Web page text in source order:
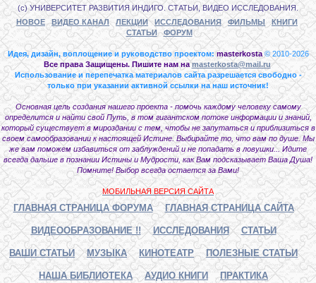
(с) УНИВЕРСИТЕТ РАЗВИТИЯ ИНДИГО. СТАТЬИ, ВИДЕО ИССЛЕДОВАНИЯ.
НОВОЕ
ВИДЕО КАНАЛ ЛЕКЦИИ ИССЛЕДОВАНИЯ ФИЛЬМЫ
КНИГИ
СТАТЬИ
ФОРУМ
Идея, дизайн, воплощение и руководство проектом: masterkosta © 2010-2026
Все права Защищены. Пишите нам наmasterkosta@mail.ru
Использование и перепечатка материалов сайта разрешается свободно -
только при указании активной ссылки на наш источник!
Основная цель создания нашего проекта - помочь каждому человеку самому
определится и найти свой Путь, в том гигантском потоке информации и знаний,
который существует в мироздании с тем, чтобы не запутаться и приблизиться в
своем самообразовании к настоящей Истине. Выбирайте то, что вам по душе. Мы
же вам поможем избавиться от заблуждений и не попадать в ловушки... Идите
всегда дальше в познании Истины и Мудрости, как Вам подсказывает Ваша Душа!
Помните! Выбор всегда остается за Вами!
МОБИЛЬНАЯ ВЕРСИЯ САЙТА
ГЛАВНАЯ СТРАНИЦА ФОРУМА ГЛАВНАЯ СТРАНИЦА САЙТА
ВИДЕООБРАЗОВАНИЕ !! ИССЛЕДОВАНИЯ СТАТЬИ
ВАШИ СТАТЬИ МУЗЫКА КИНОТЕАТР ПОЛЕЗНЫЕ СТАТЬИ
НАША БИБЛИОТЕКА АУДИО КНИГИ ПРАКТИКА